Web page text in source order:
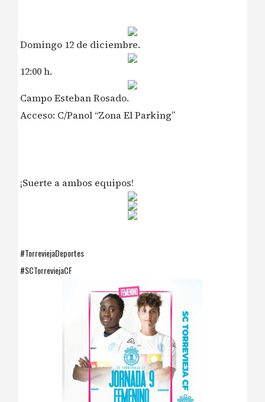
Domingo 12 de diciembre.
12:00 h.
Campo Esteban Rosado.
Acceso: C/Panol “Zona El Parking”
¡Suerte a ambos equipos!
#TorreviejaDeportes
#SCTorreviejaCF